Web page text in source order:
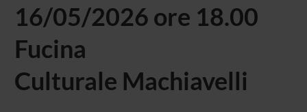
16/05/2026 ore 18.00
Fucina
Culturale Machiavelli